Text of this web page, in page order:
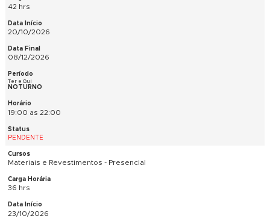
VESPERTINO
14:00 as 17:00
PENDENTE
SketchUp Pro Avançado - Presencial
30 hrs